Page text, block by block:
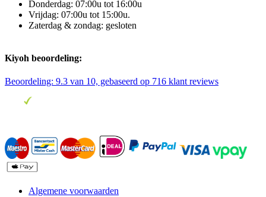
Donderdag: 07:00u tot 16:00u
Vrijdag: 07:00u tot 15:00u.
Zaterdag & zondag: gesloten
Kiyoh beoordeling:
Beoordeling: 9.3 van 10, gebaseerd op 716 klant reviews
Algemene voorwaarden